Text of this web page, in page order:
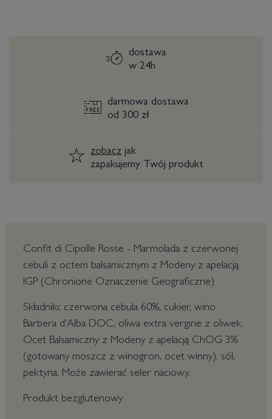
dostawa
w 24h
darmowa dostawa
od 300 zł
zobaczjak
zapakujemy Twój produkt
Confit di Cipolle Rosse - Marmolada z czerwonej
cebuli z octem balsamicznym z Modeny z apelacją
IGP (Chronione Oznaczenie Geograficzne)
Składniki: czerwona cebula 60%, cukier, wino
Barbera d'Alba DOC, oliwa extra vergine z oliwek,
Ocet Balsamiczny z Modeny z apelacją ChOG 3%
(gotowany moszcz z winogron, ocet winny). sól,
pektyna. Może zawierać seler naciowy.
Produkt bezglutenowy